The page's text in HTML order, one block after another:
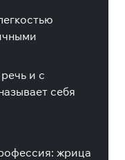
и с
себя
жрица